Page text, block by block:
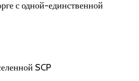
с одной-единственной